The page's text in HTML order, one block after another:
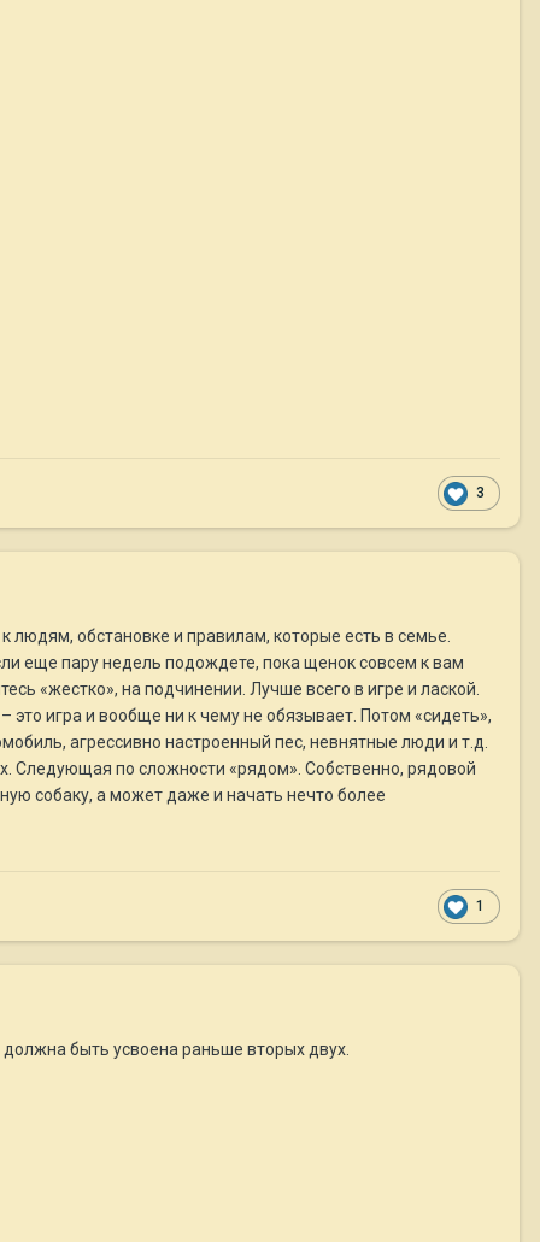
3
людям, обстановке и правилам, которые есть в семье.
еще пару недель подождете, пока щенок совсем к вам
«жестко», на подчинении. Лучше всего в игре и лаской.
игра и вообще ни к чему не обязывает. Потом «сидеть»,
агрессивно настроенный пес, невнятные люди и т.д.
Следующая по сложности «рядом». Собственно, рядовой
собаку, а может даже и начать нечто более
1
быть усвоена раньше вторых двух.